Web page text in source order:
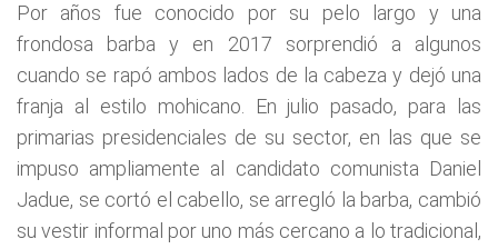
Por años fue conocido por su pelo largo y una
frondosa barba y en 2017 sorprendió a algunos
cuando se rapó ambos lados de la cabeza y dejó una
franja al estilo mohicano. En julio pasado, para las
primarias presidenciales de su sector, en las que se
impuso ampliamente al candidato comunista Daniel
Jadue, se cortó el cabello, se arregló la barba, cambió
su vestir informal por uno más cercano a lo tradicional,